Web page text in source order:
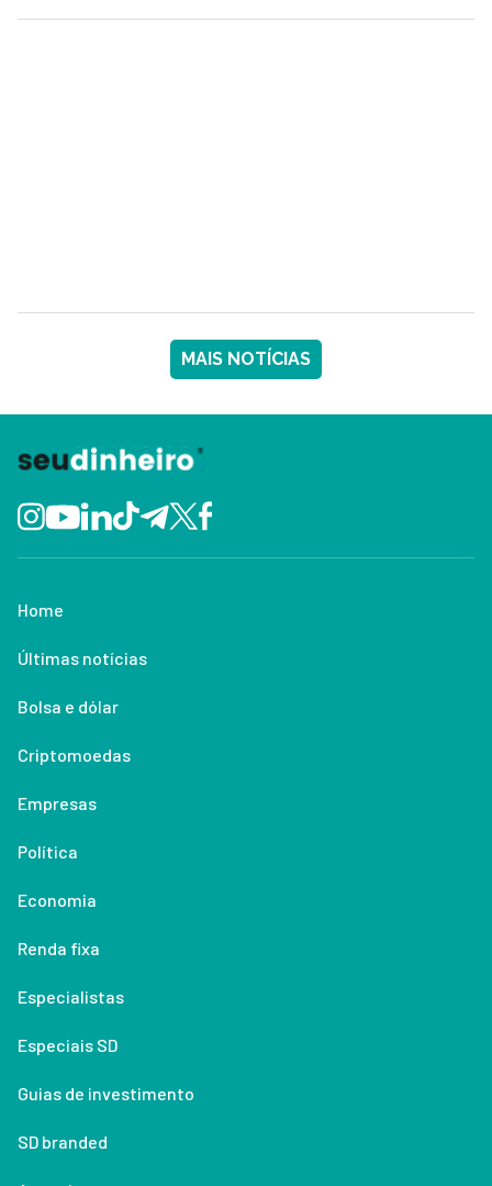
MAIS NOTÍCIAS
Home
Últimas notícias
Bolsa e dólar
Criptomoedas
Empresas
Política
Economia
Renda fixa
Especialistas
Especiais SD
Guias de investimento
SD branded